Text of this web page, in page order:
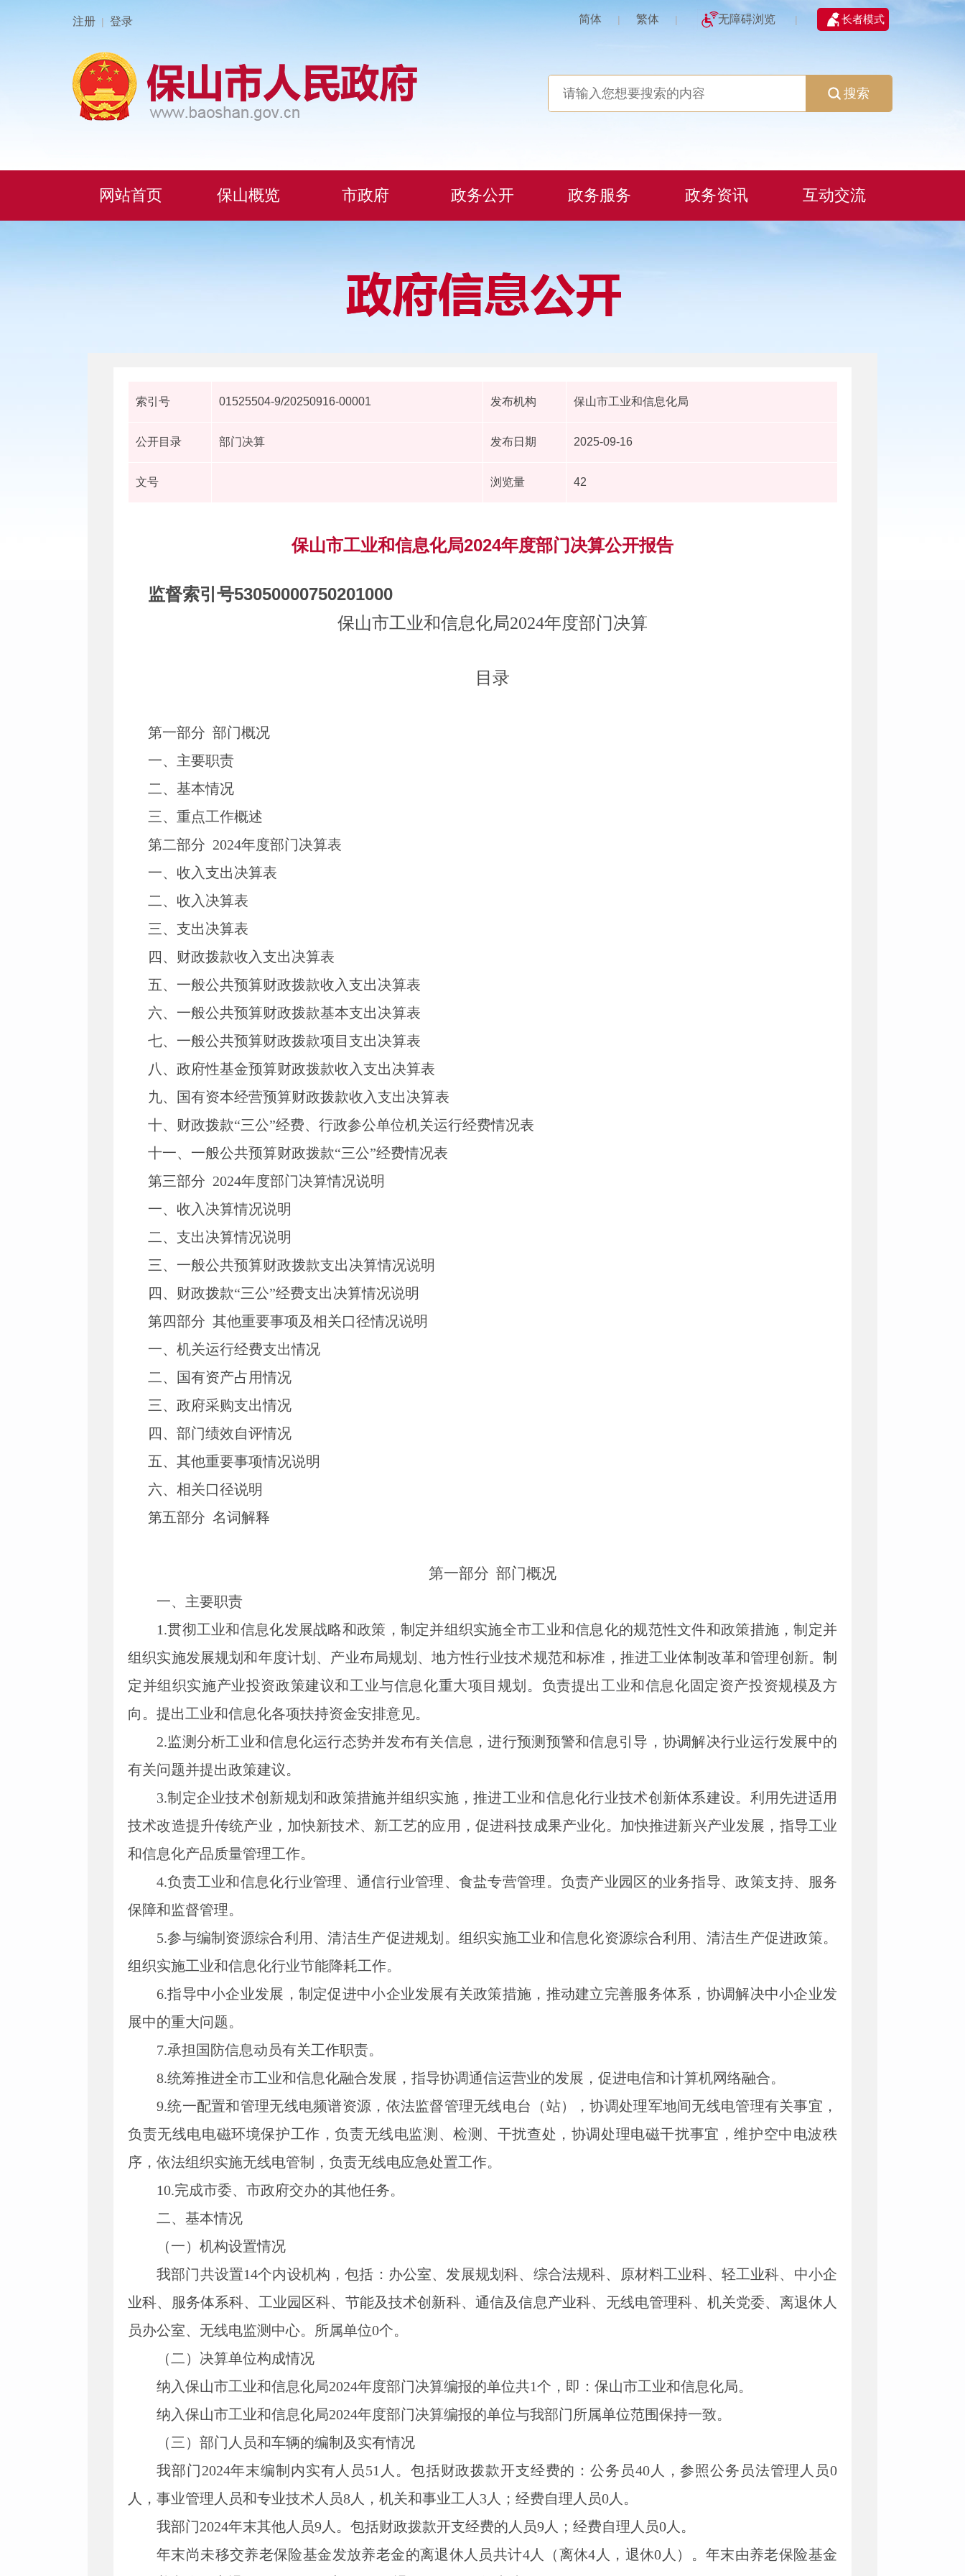
注册 | 登录 简体 | 繁体 | 无障碍浏览 | 长者模式
搜索
网站首页 保山概览 市政府 政务公开 政务服务 政务资讯 互动交流
索引号 01525504-9/20250916-00001 发布机构 保山市工业和信息化局
公开目录 部门决算 发布日期 2025-09-16
文号 浏览量 42
保山市工业和信息化局2024年度部门决算公开报告
监督索引号53050000750201000
保山市工业和信息化局2024年度部门决算
目录
第一部分 部门概况
一、主要职责
二、基本情况
三、重点工作概述
第二部分 2024年度部门决算表
一、收入支出决算表
二、收入决算表
三、支出决算表
四、财政拨款收入支出决算表
五、一般公共预算财政拨款收入支出决算表
六、一般公共预算财政拨款基本支出决算表
七、一般公共预算财政拨款项目支出决算表
八、政府性基金预算财政拨款收入支出决算表
九、国有资本经营预算财政拨款收入支出决算表
十、财政拨款“三公”经费、行政参公单位机关运行经费情况表
十一、一般公共预算财政拨款“三公”经费情况表
第三部分 2024年度部门决算情况说明
一、收入决算情况说明
二、支出决算情况说明
三、一般公共预算财政拨款支出决算情况说明
四、财政拨款“三公”经费支出决算情况说明
第四部分 其他重要事项及相关口径情况说明
一、机关运行经费支出情况
二、国有资产占用情况
三、政府采购支出情况
四、部门绩效自评情况
五、其他重要事项情况说明
六、相关口径说明
第五部分 名词解释
第一部分 部门概况
一、主要职责
1.贯彻工业和信息化发展战略和政策，制定并组织实施全市工业和信息化的规范性文件和政策措施，制定并
组织实施发展规划和年度计划、产业布局规划、地方性行业技术规范和标准，推进工业体制改革和管理创新。制
定并组织实施产业投资政策建议和工业与信息化重大项目规划。负责提出工业和信息化固定资产投资规模及方
向。提出工业和信息化各项扶持资金安排意见。
2.监测分析工业和信息化运行态势并发布有关信息，进行预测预警和信息引导，协调解决行业运行发展中的
有关问题并提出政策建议。
3.制定企业技术创新规划和政策措施并组织实施，推进工业和信息化行业技术创新体系建设。利用先进适用
技术改造提升传统产业，加快新技术、新工艺的应用，促进科技成果产业化。加快推进新兴产业发展，指导工业
和信息化产品质量管理工作。
4.负责工业和信息化行业管理、通信行业管理、食盐专营管理。负责产业园区的业务指导、政策支持、服务
保障和监督管理。
5.参与编制资源综合利用、清洁生产促进规划。组织实施工业和信息化资源综合利用、清洁生产促进政策。
组织实施工业和信息化行业节能降耗工作。
6.指导中小企业发展，制定促进中小企业发展有关政策措施，推动建立完善服务体系，协调解决中小企业发
展中的重大问题。
7.承担国防信息动员有关工作职责。
8.统筹推进全市工业和信息化融合发展，指导协调通信运营业的发展，促进电信和计算机网络融合。
9.统一配置和管理无线电频谱资源，依法监督管理无线电台（站），协调处理军地间无线电管理有关事宜，
负责无线电电磁环境保护工作，负责无线电监测、检测、干扰查处，协调处理电磁干扰事宜，维护空中电波秩
序，依法组织实施无线电管制，负责无线电应急处置工作。
10.完成市委、市政府交办的其他任务。
二、基本情况
（一）机构设置情况
我部门共设置14个内设机构，包括：办公室、发展规划科、综合法规科、原材料工业科、轻工业科、中小企
业科、服务体系科、工业园区科、节能及技术创新科、通信及信息产业科、无线电管理科、机关党委、离退休人
员办公室、无线电监测中心。所属单位0个。
（二）决算单位构成情况
纳入保山市工业和信息化局2024年度部门决算编报的单位共1个，即：保山市工业和信息化局。
纳入保山市工业和信息化局2024年度部门决算编报的单位与我部门所属单位范围保持一致。
（三）部门人员和车辆的编制及实有情况
我部门2024年末编制内实有人员51人。包括财政拨款开支经费的：公务员40人，参照公务员法管理人员0
人，事业管理人员和专业技术人员8人，机关和事业工人3人；经费自理人员0人。
我部门2024年末其他人员9人。包括财政拨款开支经费的人员9人；经费自理人员0人。
年末尚未移交养老保险基金发放养老金的离退休人员共计4人（离休4人，退休0人）。年末由养老保险基金